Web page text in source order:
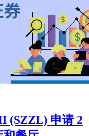
(SZZL) 申请 2